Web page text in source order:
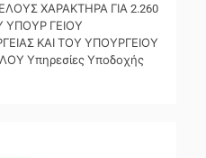
ΧΑΡΑΚΤΗΡΑ ΓΙΑ 2.260
ΥΠΟΥΡ ΓΕΙΟΥ
ΚΑΙ ΤΟΥ ΥΠΟΥΡΓΕΙΟΥ
Υπηρεσίες Υποδοχής